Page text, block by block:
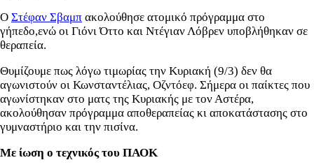
Ο Στέφαν Σβαμπ ακολούθησε ατομικό πρόγραμμα στο
γήπεδο,ενώ οι Γιόνι Όττο και Ντέγιαν Λόβρεν υποβλήθηκαν σε
θεραπεία.
Θυμίζουμε πως λόγω τιμωρίας την Κυριακή (9/3) δεν θα
αγωνιστούν οι Κωνσταντέλιας, Οζντόεφ. Σήμερα οι παίκτες που
αγωνίστηκαν στο ματς της Κυριακής με τον Αστέρα,
ακολούθησαν πρόγραμμα αποθεραπείας κι αποκατάστασης στο
γυμναστήριο και την πισίνα.
Με ίωση ο τεχνικός του ΠΑΟΚ